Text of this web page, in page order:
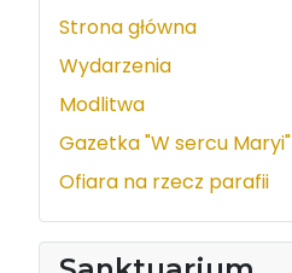
Strona główna
Wydarzenia
Modlitwa
Gazetka "W sercu Maryi"
Ofiara na rzecz parafii